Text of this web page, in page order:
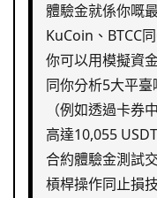
體驗金就係你嘅
KuCoin、BTCC
你可以用模擬資
同你分析5大平
（例如透過卡券
高達10,055
合約體驗金測試
槓桿操作同止損